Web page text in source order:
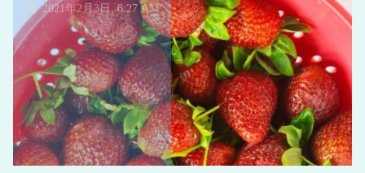
2021年2月3日, 8:27 AM